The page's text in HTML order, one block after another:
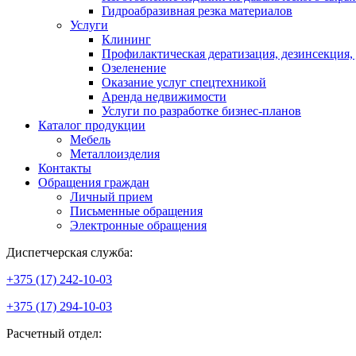
Гидроабразивная резка материалов
Услуги
Клининг
Профилактическая дератизация,
Озеленение
Оказание услуг спецтехникой
Аренда недвижимости
Услуги по разработке бизнес-планов
Каталог продукции
Мебель
Металлоизделия
Контакты
Обращения граждан
Личный прием
Письменные обращения
Электронные обращения
Диспетчерская служба:
+375 (17) 242-10-03
+375 (17) 294-10-03
Расчетный отдел: